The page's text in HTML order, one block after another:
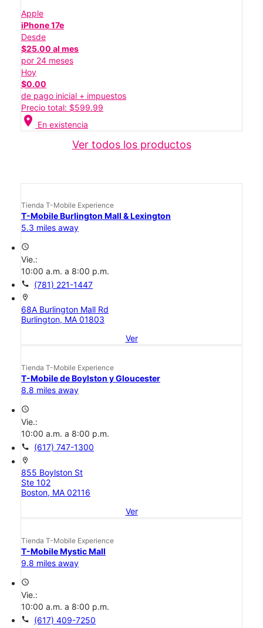
Apple
iPhone 17e
Desde
$25.00 al mes
por 24 meses
Hoy
$0.00
de pago inicial + impuestos
Precio total: $599.99
location_on En existencia
Ver todos los productos
Tienda T-Mobile Experience
T-Mobile Burlington Mall & Lexington
5.3 miles away
access_time
Vie.:
10:00 a.m. a 8:00 p.m.
call (781) 221-1447
location_on
68A Burlington Mall Rd
Burlington, MA 01803
Ver
Tienda T-Mobile Experience
T-Mobile de Boylston y Gloucester
8.8 miles away
access_time
Vie.:
10:00 a.m. a 8:00 p.m.
call (617) 747-1300
location_on
855 Boylston St
Ste 102
Boston, MA 02116
Ver
Tienda T-Mobile Experience
T-Mobile Mystic Mall
9.8 miles away
access_time
Vie.:
10:00 a.m. a 8:00 p.m.
call (617) 409-7250